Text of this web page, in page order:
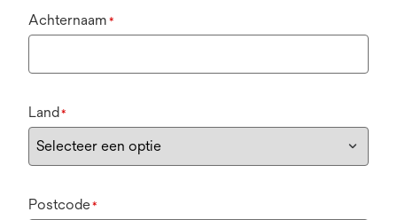
Achternaam *
Land*
Postcode*